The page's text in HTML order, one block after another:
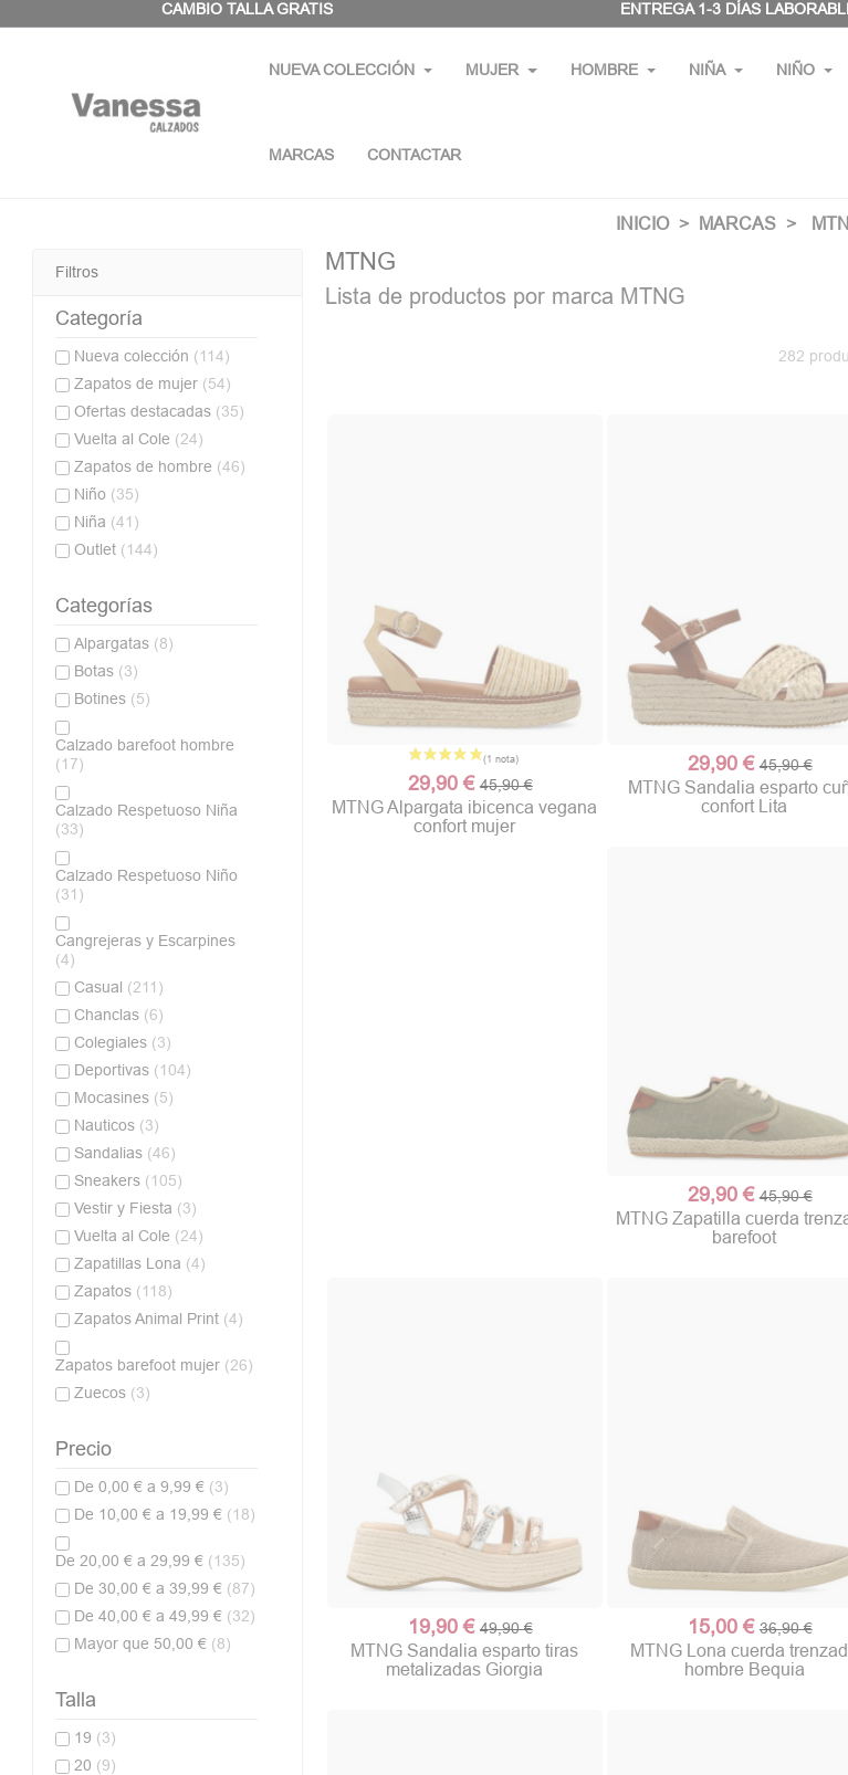
CAMBIO TALLA GRATIS ENTREGA 1-3 DÍAS
NUEVA COLECCIÓN MUJER HOMBRE NIÑA NIÑO
MARCAS CONTACTAR
INICIO MARCAS
Filtros
Categoría
Nueva colección (114)
Zapatos de mujer (54)
Ofertas destacadas (35)
Vuelta al Cole (24)
Zapatos de hombre (46)
Niño (35)
Niña (41)
Outlet (144)
Categorías
Alpargatas (8)
Botas (3)
Botines (5)
Calzado barefoot hombre
(17)
Calzado Respetuoso Niña
(33)
Calzado Respetuoso Niño
(31)
Cangrejeras y Escarpines
(4)
Casual (211)
Chanclas (6)
Colegiales (3)
Deportivas (104)
Mocasines (5)
Nauticos (3)
Sandalias (46)
Sneakers (105)
Vestir y Fiesta (3)
Vuelta al Cole (24)
Zapatillas Lona (4)
Zapatos (118)
Zapatos Animal Print (4)
Zapatos barefoot mujer (26)
Zuecos (3)
Precio
De 0,00 € a 9,99 € (3)
De 10,00 € a 19,99 € (18)
De 20,00 € a 29,99 € (135)
De 30,00 € a 39,99 € (87)
De 40,00 € a 49,99 € (32)
Mayor que 50,00 € (8)
Talla
19 (3)
20 (9)
MTNG
Lista de productos por marca MTNG
282
29,90 € 45,90 €
MTNG Alpargata ibicenca vegana
confort mujer
29,90 € 45,90 €
MTNG Sandalia esparto
confort Lita
29,90 € 45,90 €
MTNG Zapatilla cuerda
barefoot
19,90 € 49,90 €
MTNG Sandalia esparto tiras
metalizadas Giorgia
15,00 € 36,90 €
MTNG Lona cuerda
hombre Bequia
Panel de gestión de cookies